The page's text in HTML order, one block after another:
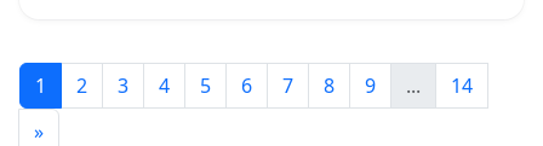
1 2 3 4 5 6 7 8 9 ...
14
»